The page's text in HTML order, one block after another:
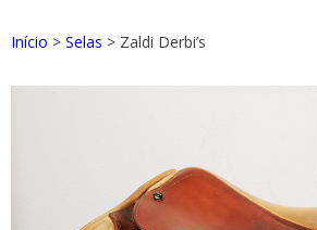
Início > Selas > Zaldi Derbi’s